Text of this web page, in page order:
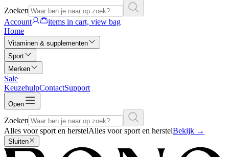
Zoeken
Account
items in cart, view bag
Home
Vitaminen & supplementen
Sport
Merken
Sale
KeuzehulpContactSupport
Open
Zoeken
Alles voor sport en herstelAlles voor sport en herstelBekijk →
Sluiten